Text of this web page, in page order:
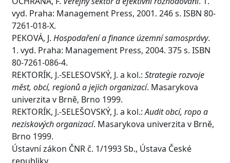
vyd. Praha: Management Press, 2001. 246 s. ISBN 80-
7261-018-X.
PEKOVÁ, J. Hospodaření a finance územní samosprávy.
1. vyd. Praha: Management Press, 2004. 375 s. ISBN
80-7261-086-4.
REKTORÍK, J.-SELESOVSKÝ, J. a kol.: Strategie rozvoje
měst, obcí, regionů a jejich organizací. Masarykova
univerzita v Brně, Brno 1999.
REKTORÍK, J.-SELEŠOVSKÝ, J. a kol.:Audit obcí, ropo a
neziskových organizací. Masarykova univerzita v Brně,
Brno 1999.
Ústavní zákon ČNR č. 1/1993 Sb., Ústava České